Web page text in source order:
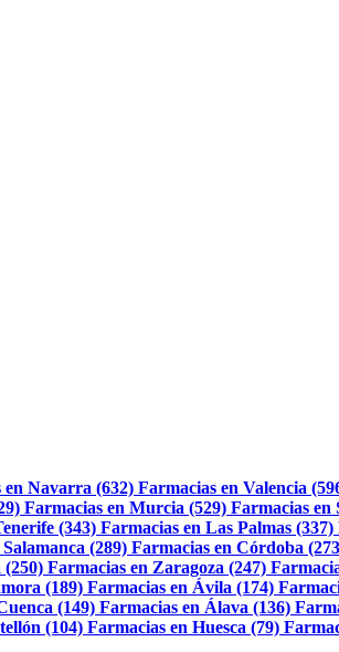
en Navarra (632) Farmacias en Valencia
Farmacias en Murcia (529) Farmacias en
(343) Farmacias en Las Palmas (337)
(289) Farmacias en Córdoba
(250) Farmacias en Zaragoza (247)
(189) Farmacias en Ávila (174)
(149) Farmacias en Álava (136)
(104) Farmacias en Huesca (79)